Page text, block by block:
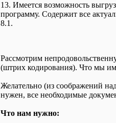
13. Имеется возможность
программу. Содержит все
8.1.
Рассмотрим
(штрих кодирования). Что мы
Желательно (из соображений
нужен, все необходимые
Что нам нужно: